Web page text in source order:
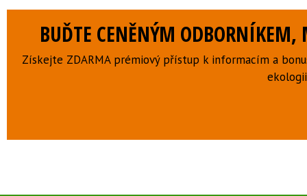
BUĎTE CENĚNÝM ODBORNÍKEM,
Získejte ZDARMA prémiový přístup k informacím a